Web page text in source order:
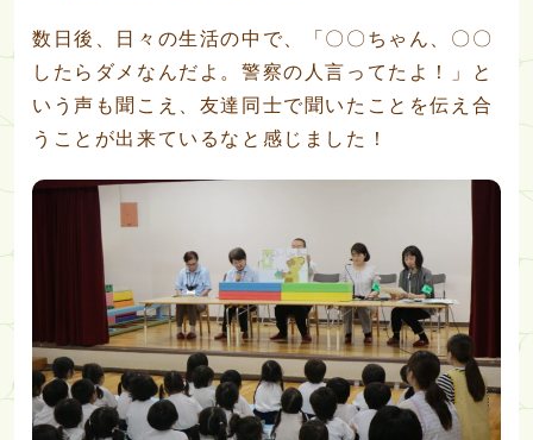
数日後、日々の生活の中で、「〇〇ちゃん、〇〇
したらダメなんだよ。警察の人言ってたよ！」と
いう声も聞こえ、友達同士で聞いたことを伝え合
うことが出来ているなと感じました！